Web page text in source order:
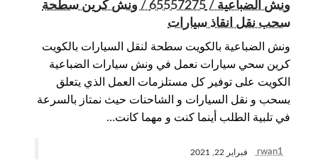
ونش الضباعية / 65557275 / ونش كرين سطحة
سحب نقل انقاذ سيارات
ونش الضباعية بالكويت سطحة لنقل السيارات بالكويت
كرين سحي سيارات نعمل في ونش سيارات الضباعية
الكويت على توفير كل مستلزمات العمل الذي يتعلق
بسحب و نقل السيارات و الشاحنات حيث نمتاز بالسرعة
في تلبية الطلب أينما كنت و مهما كانت…
rwan1 فبراير 22, 2021